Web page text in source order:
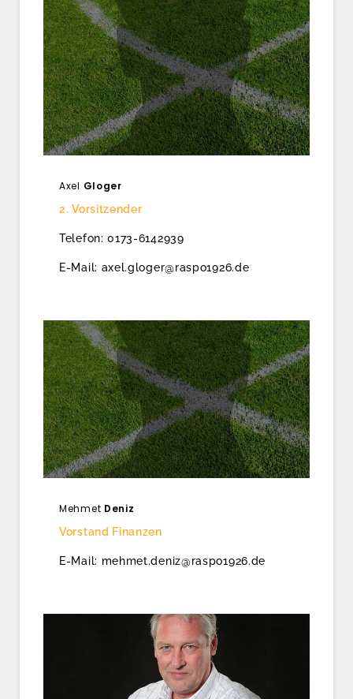
Axel Gloger
2. Vorsitzender
Telefon: 0173-6142939
E-Mail: axel.gloger@raspo1926.de
Mehmet Deniz
Vorstand Finanzen
E-Mail: mehmet.deniz@raspo1926.de